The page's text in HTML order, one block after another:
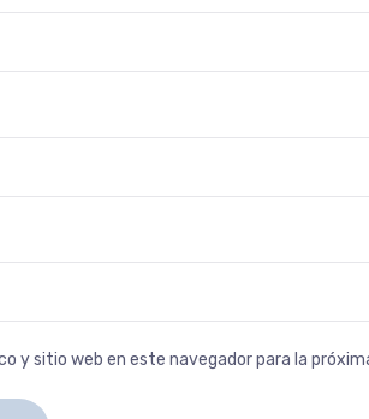
y sitio web en este navegador para la